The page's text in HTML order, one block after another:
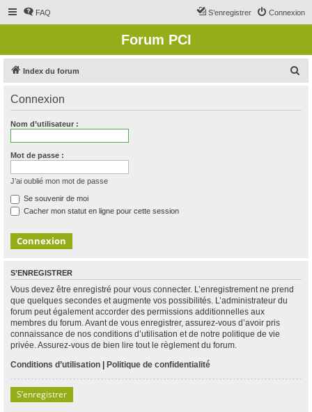
FAQ Connexion
S’enregistrer
Forum PCI
Index du forum
Connexion
Nom d’utilisateur :
Mot de passe :
J’ai oublié mon mot de passe
Se souvenir de moi
Cacher mon statut en ligne pour cette session
S’ENREGISTRER
Vous devez être enregistré pour vous connecter. L’enregistrement ne prend
que quelques secondes et augmente vos possibilités. L’administrateur du
forum peut également accorder des permissions additionnelles aux
membres du forum. Avant de vous enregistrer, assurez-vous d’avoir pris
connaissance de nos conditions d’utilisation et de notre politique de vie
privée. Assurez-vous de bien lire tout le règlement du forum.
Conditions d’utilisation | Politique de confidentialité
S’enregistrer